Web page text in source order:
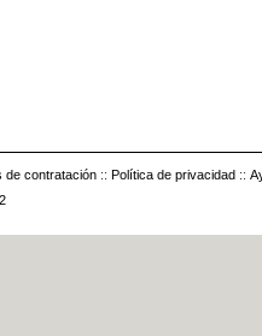
de contratación :: Política de privacidad ::